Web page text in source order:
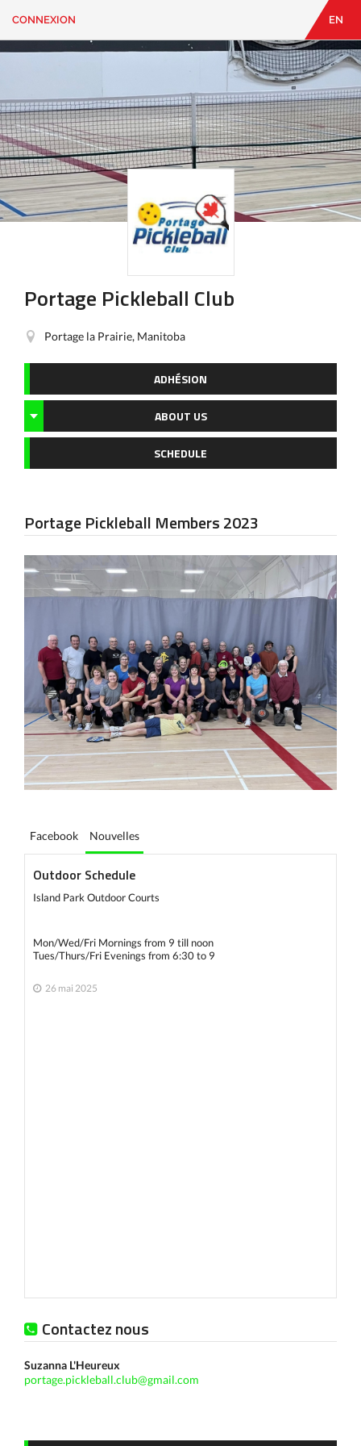
CONNEXION
Vous
cherchez
quelque
chose?
CONNEXION EN
Portage Pickleball Club
Portage la Prairie, Manitoba
ADHÉSION
ABOUT US
SCHEDULE
Portage Pickleball Members 2023
Facebook Nouvelles
Outdoor Schedule
Island Park Outdoor Courts
Mon/Wed/Fri Mornings from 9 till noon
Tues/Thurs/Fri Evenings from 6:30 to 9
26 mai 2025
Contactez nous
Suzanna L'Heureux
portage.pickleball.club@gmail.com